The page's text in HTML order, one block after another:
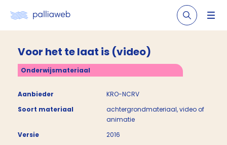
Voor het te laat is (video)
Onderwijsmateriaal
Aanbieder
KRO-NCRV
Soort materiaal
achtergrondmateriaal, video of
animatie
Versie
2016